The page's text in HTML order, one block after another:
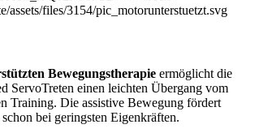
Bewegungstherapie ermöglicht die
ServoTreten einen leichten Übergang vom
Training. Die assistive Bewegung fördert
bei geringsten Eigenkräften.